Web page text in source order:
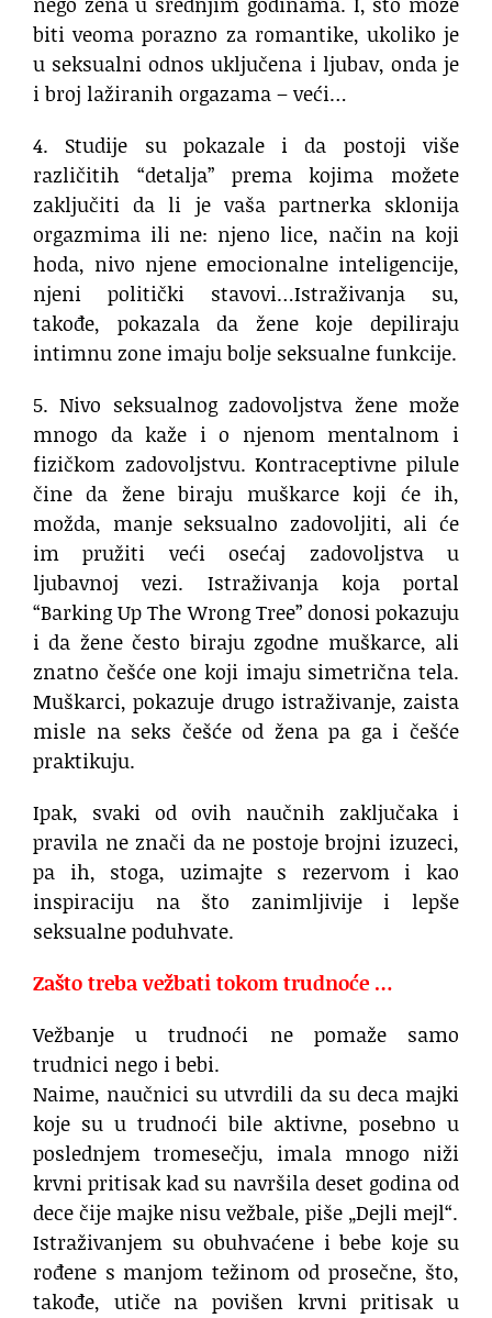
biti veoma porazno za romantike, ukoliko je
u seksualni odnos uključena i ljubav, onda je
i broj lažiranih orgazama – veći…
4. Studije su pokazale i da postoji više
različitih “detalja” prema kojima možete
zaključiti da li je vaša partnerka sklonija
orgazmima ili ne: njeno lice, način na koji
hoda, nivo njene emocionalne inteligencije,
njeni politički stavovi…Istraživanja su,
takođe, pokazala da žene koje depiliraju
intimnu zone imaju bolje seksualne funkcije.
5. Nivo seksualnog zadovoljstva žene može
mnogo da kaže i o njenom mentalnom i
fizičkom zadovoljstvu. Kontraceptivne pilule
čine da žene biraju muškarce koji će ih,
možda, manje seksualno zadovoljiti, ali će
im pružiti veći osećaj zadovoljstva u
ljubavnoj vezi. Istraživanja koja portal
“Barking Up The Wrong Tree” donosi pokazuju
i da žene često biraju zgodne muškarce, ali
znatno češće one koji imaju simetrična tela.
Muškarci, pokazuje drugo istraživanje, zaista
misle na seks češće od žena pa ga i češće
praktikuju.
Ipak, svaki od ovih naučnih zaključaka i
pravila ne znači da ne postoje brojni izuzeci,
pa ih, stoga, uzimajte s rezervom i kao
inspiraciju na što zanimljivije i lepše
seksualne poduhvate.
Zašto treba vežbati tokom trudnoće …
Vežbanje u trudnoći ne pomaže samo
trudnici nego i bebi.
Naime, naučnici su utvrdili da su deca majki
koje su u trudnoći bile aktivne, posebno u
poslednjem tromesečju, imala mnogo niži
krvni pritisak kad su navršila deset godina od
dece čije majke nisu vežbale, piše „Dejli mejl“.
Istraživanjem su obuhvaćene i bebe koje su
rođene s manjom težinom od prosečne, što,
takođe, utiče na povišen krvni pritisak u